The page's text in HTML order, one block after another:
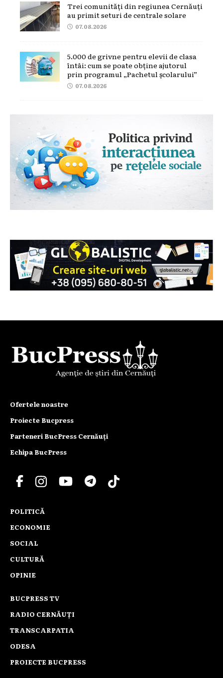
Trei comunități din regiunea Cernăuți
au primit seturi de centrale solare
07.08.2026
5.000 de grivne pentru elevii de clasa
întâi: cum se poate obține ajutorul
prin programul „Pachetul școlarului”
07.08.2026
Ofertele noastre
Proiecte Bucpress
Parteneri BucPress Cernăuți
Echipa BucPress
POLITICĂ
ECONOMIE
SOCIAL
CULTURĂ
OPINIE
BUCPRESS TV
RADIO CERNĂUȚI
TRANSCARPATIA
ODESA
PROIECTE BUCPRESS